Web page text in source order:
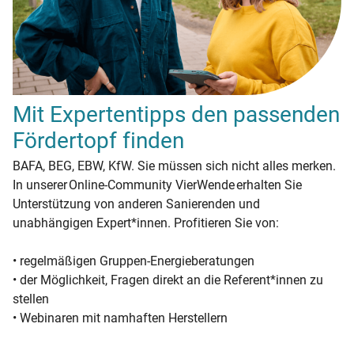
Mit Expertentipps den passenden
Fördertopf finden
BAFA, BEG, EBW, KfW. Sie müssen sich nicht alles merken.
In unserer Online-Community VierWende erhalten Sie
Unterstützung von anderen Sanierenden und
unabhängigen Expert*innen. Profitieren Sie von:
• regelmäßigen Gruppen-Energieberatungen
• der Möglichkeit, Fragen direkt an die Referent*innen zu
stellen
• Webinaren mit namhaften Herstellern